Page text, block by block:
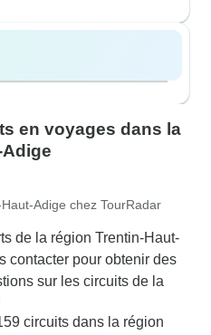
en voyages dans la
Adige chez TourRadar
de la région Trentin-Haut-
contacter pour obtenir des
sur les circuits de la
circuits dans la région